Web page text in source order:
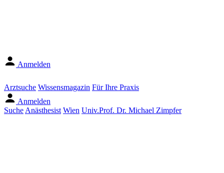
Anmelden
Arztsuche Wissensmagazin Für Ihre Praxis
Anmelden
Suche Anästhesist Wien Univ.Prof. Dr. Michael Zimpfer